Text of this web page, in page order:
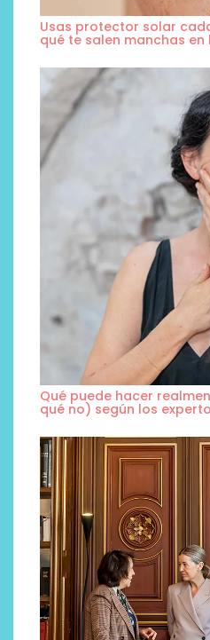
Usas protector solar
qué te salen manchas en
Qué puede hacer
qué no) según los